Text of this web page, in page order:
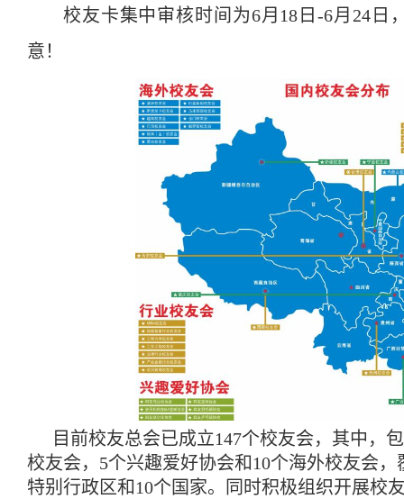
校友卡集中审核时间为6月18日-6月24
意！
目前校友总会已成立147个校友会，其中，
校友会，5个兴趣爱好协会和10个海外校友会
特别行政区和10个国家。同时积极组织开展校